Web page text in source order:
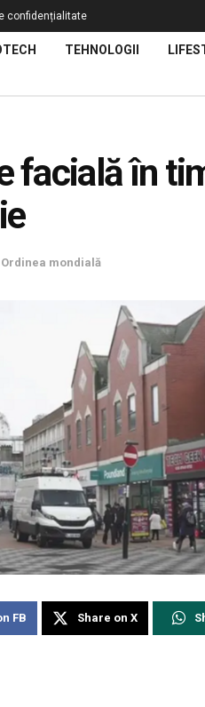
confidențialitate
TEHNOLOGII
facială în
Ordinea mondială
FB Share on X